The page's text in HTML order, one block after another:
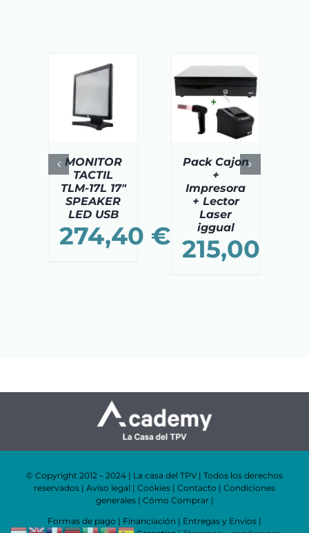
MONITOR
TACTIL
TLM-17L 17″
SPEAKER
LED USB
274,40 €
AÑADIR AL
DETAILS
Pack Cajon
+
Impresora
+ Lector
Laser
iggual
215,00
AÑADIR AL
CARRITO
DETAILS
© Copyright 2012 – 2024 | La casa del TPV | Todos los derechos
reservados | Aviso legal | Cookies | Contacto | Condiciones
generales| Cómo Comprar|
Formas de pago | Financiación | Entregas y Envíos |